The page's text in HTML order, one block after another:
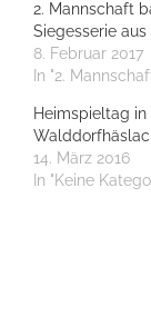
2. Mannschaft
Siegesserie aus
8. Februar 2017
In "2.
Heimspieltag in
14. März 2016
In "Keine